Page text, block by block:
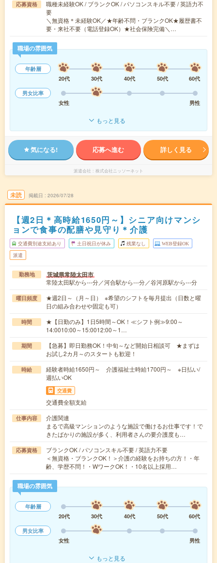
応募資格
職種未経験OK / ブランクOK / パソコンスキル不要 / 英語力不
要
＼無資格＊未経験OK／★年齢不問・ブランクOK★履歴書不
要・来社不要（電話登録OK）★社会保険完備＼…
職場の雰囲気
年齢層
20代
30代 40代 50代
60代
男女比率
女性
男性
もっと見る
気になる! 応募へ進む 詳しく見る
派遣会社 株式会社ニッソーネット
未読 掲載日 2026/07/28
【週2日＊高時給1650円～】シニア向けマンシ
ョンで食事の配膳や見守り＊介護
交通費別途支給あり 土日祝日が休み 残業なし WEB登録OK
派遣
勤務地 茨城県常陸太田市
常陸太田駅から---分／河合駅から---分／谷河原駅から---分
曜日頻度
★週2日～（月～日） ※希望のシフトを毎月提出（日数と曜
日の組み合わせや固定も可）
時間
★【日勤のみ】1日5時間～OK！≪シフト例≫9:00～
14:0010:00～15:0012:00～1…
期間
【急募】即日勤務OK！中旬～など開始日相談可 ★まずは
お試し2カ月～のスタートも歓迎！
時給
経験者時給1650円～ 介護福祉士時給1700円～ ※日払い/
週払いOK
交通費
交通費全額支給
仕事内容
介護関連
まるで高級マンションのような施設で働けるお仕事です！で
きたばかりの施設が多く、利用者さんの要介護度も…
応募資格
ブランクOK / パソコンスキル不要 / 英語力不要
＜無資格・ブランクOK！＞介護の経験をお持ちの方！・年
齢、学歴不問！・WワークOK！・10名以上採用…
職場の雰囲気
年齢層
20代
30代 40代 50代
60代
男女比率
女性
男性
もっと見る